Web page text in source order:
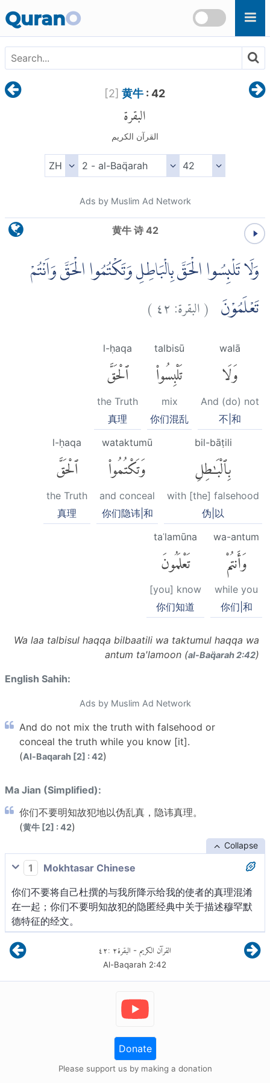
QuranO
[2] 黄牛 : 42
البقرة
القرآن الكريم
Ads by Muslim Ad Network
黄牛 诗 42
وَلَا تَلْبِسُوا الْحَقَّ بِالْبَاطِلِ وَتَكْتُمُوا الْحَقَّ وَاَنْتُمْ
تَعْلَمُوْنَ (البقرة:٤٢)
walā
وَلَا
And (do) not
不|和
talbisū
تَلْبِسُوا۟
mix
你们混乱
l-ḥaqa
ٱلْحَقَّ
the Truth
真理
bil-bāṭili
بِٱلْبَٰطِلِ
with [the] falsehood
伪|以
wataktumū
وَتَكْتُمُوا۟
and conceal
你们隐讳|和
l-ḥaqa
ٱلْحَقَّ
the Truth
真理
wa-antum
وَأَنتُمْ
while you
你们|和
taʿlamūna
تَعْلَمُونَ
[you] know
你们知道
Wa laa talbisul haqqa bilbaatili wa taktumul haqqa wa
antum ta'lamoon (al-Baq̈arah 2:42)
English Sahih:
Ads by Muslim Ad Network
And do not mix the truth with falsehood or
conceal the truth while you know [it].
(Al-Baqarah [2] : 42)
Ma Jian (Simplified):
你们不要明知故犯地以伪乱真，隐讳真理。
(黄牛 [2] : 42)
Collapse
1
Mokhtasar Chinese
你们不要将自己杜撰的与我所降示给我的使者的真理混淆
在一起；你们不要明知故犯的隐匿经典中关于描述穆罕默
德特征的经文。
القرآن الكريم - البقرة٢:٤٢
Al-Baqarah 2:42
Donate
Please support us by making a donation